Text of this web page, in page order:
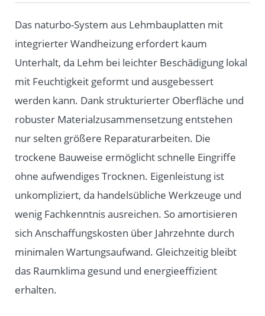
Das naturbo-System aus Lehmbauplatten mit
integrierter Wandheizung erfordert kaum
Unterhalt, da Lehm bei leichter Beschädigung lokal
mit Feuchtigkeit geformt und ausgebessert
werden kann. Dank strukturierter Oberfläche und
robuster Materialzusammensetzung entstehen
nur selten größere Reparaturarbeiten. Die
trockene Bauweise ermöglicht schnelle Eingriffe
ohne aufwendiges Trocknen. Eigenleistung ist
unkompliziert, da handelsübliche Werkzeuge und
wenig Fachkenntnis ausreichen. So amortisieren
sich Anschaffungskosten über Jahrzehnte durch
minimalen Wartungsaufwand. Gleichzeitig bleibt
das Raumklima gesund und energieeffizient
erhalten.